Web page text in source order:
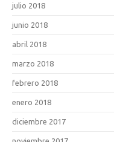
julio 2018
junio 2018
abril 2018
marzo 2018
febrero 2018
enero 2018
diciembre 2017